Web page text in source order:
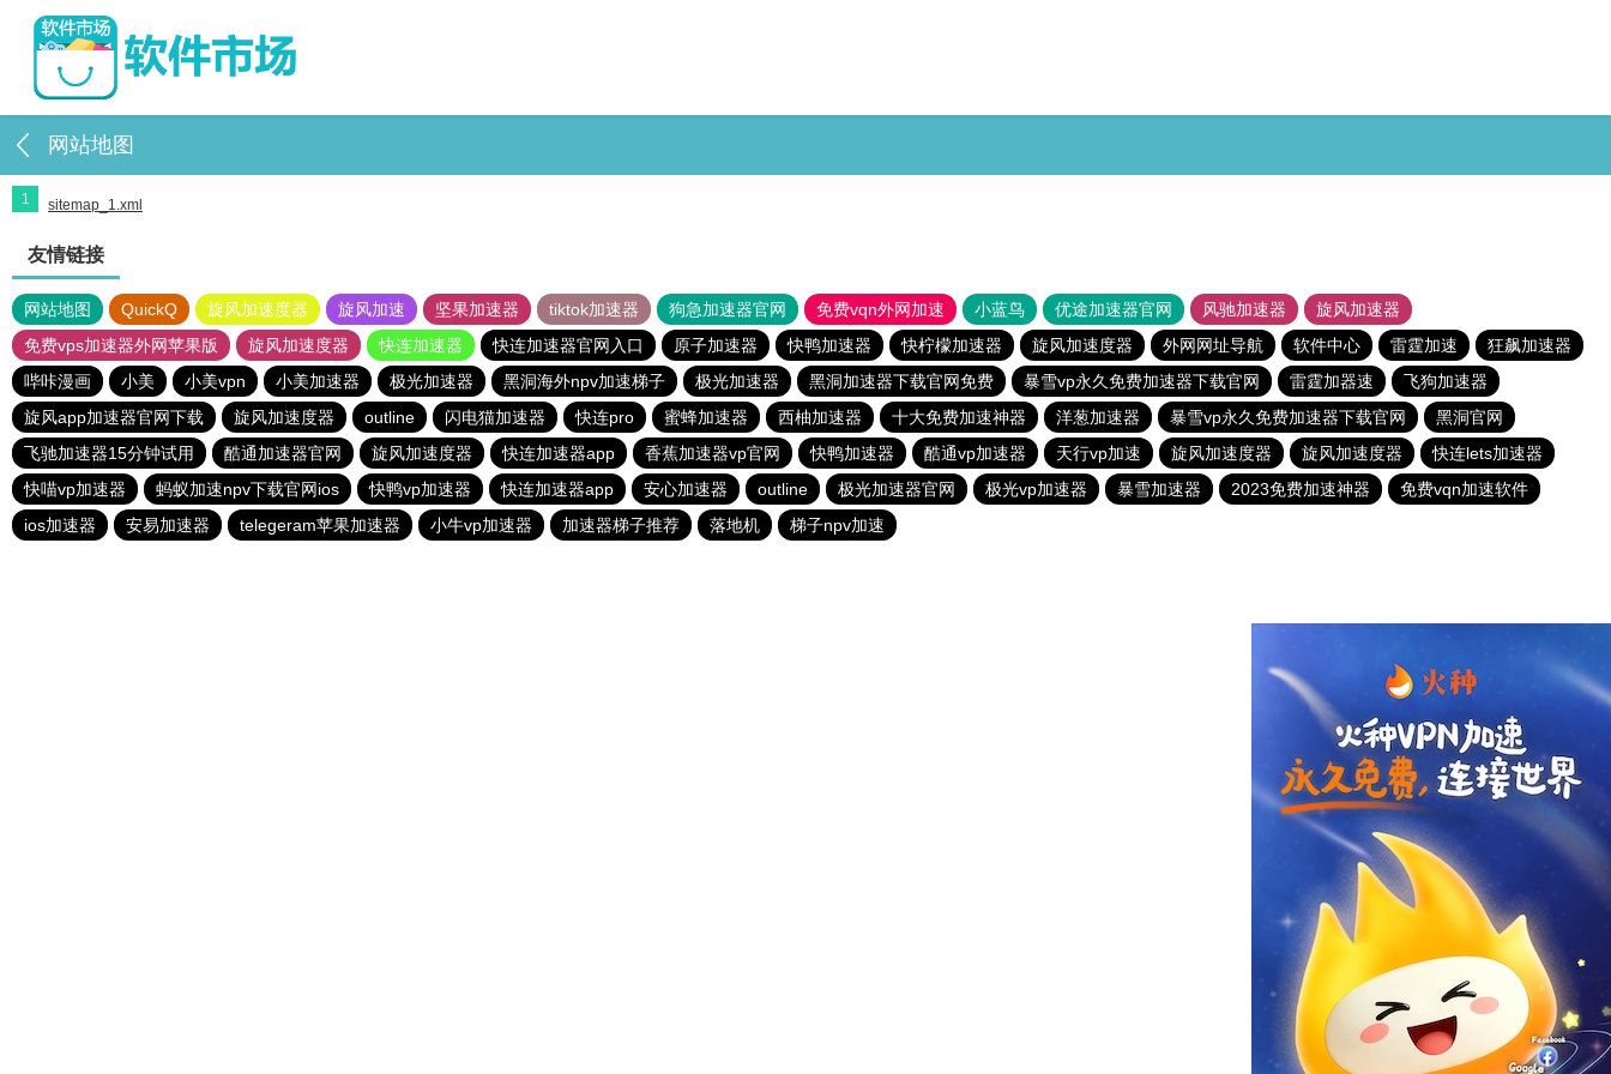
网站地图
1 sitemap_1.xml
友情链接
网站地图 QuickQ 旋风加速度器 旋风加速 坚果加速器 tiktok加速器 狗急加速器官网 免费vqn外网加速 小蓝鸟 优途加速器官网 风驰加速器
旋风加速器
免费vps加速器外网苹果版
旋风加速度器 快连加速器 快连加速器官网入口 原子加速器 快鸭加速器 快柠檬加速器 旋风加速度器 外网网址导航 软件中心 雷霆加速
狂飙加速器
哔咔漫画
小美 小美vpn 小美加速器 极光加速器 黑洞海外npv加速梯子 极光加速器 黑洞加速器下载官网免费 暴雪vp永久免费加速器下载官网 雷霆加器速
飞狗加速器
旋风app加速器官网下载
旋风加速度器 outline 闪电猫加速器 快连pro 蜜蜂加速器 西柚加速器 十大免费加速神器 洋葱加速器 暴雪vp永久免费加速器下载官网
黑洞官网
飞驰加速器15分钟试用
酷通加速器官网 旋风加速度器 快连加速器app 香蕉加速器vp官网 快鸭加速器 酷通vp加速器 天行vp加速 旋风加速度器 旋风加速度器
快连lets加速器
快喵vp加速器
蚂蚁加速npv下载官网ios 快鸭vp加速器 快连加速器app 安心加速器 outline 极光加速器官网 极光vp加速器 暴雪加速器 2023免费加速神器
免费vqn加速软件
ios加速器
安易加速器 telegeram苹果加速器 小牛vp加速器 加速器梯子推荐 落地机 梯子npv加速